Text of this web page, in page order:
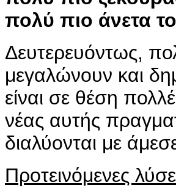
πολύ πιο άνετα
Δευτερευόντως,
μεγαλώνουν και
είναι σε θέση
νέας αυτής
διαλύονται με
Προτεινόμενες